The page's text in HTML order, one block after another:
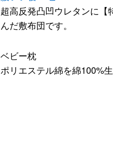
超高反発凸凹ウレタンに
んだ敷布団です。
ベビー枕
ポリエステル綿を綿100%